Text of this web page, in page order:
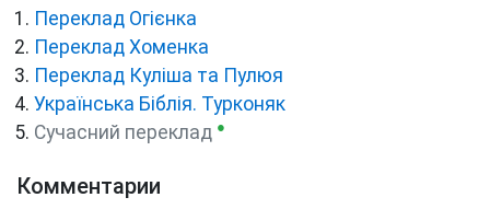
Переклад Огієнка
Переклад Хоменка
Переклад Куліша та Пулюя
Українська Біблія. Турконяк
Сучасний переклад ●
Комментарии